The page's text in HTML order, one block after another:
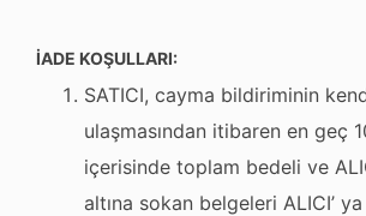
İADE KOŞULLARI:
SATICI, cayma bildiriminin
ulaşmasından itibaren en geç
içerisinde toplam bedeli ve
altına sokan belgeleri ALICI’